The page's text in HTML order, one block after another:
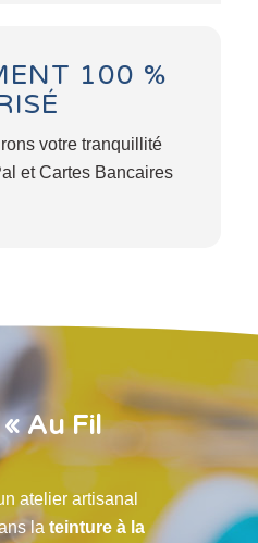
100 %
votre tranquillité
et Cartes Bancaires
Au Fil
atelier artisanal
la teinture à la